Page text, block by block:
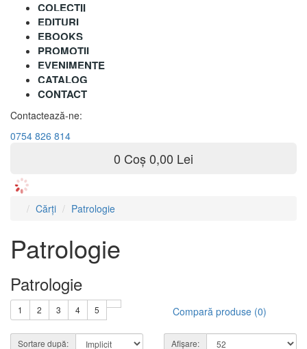
COLECȚII
EDITURI
EBOOKS
PROMOȚII
EVENIMENTE
CATALOG
CONTACT
Contactează-ne:
0754 826 814
0 Coș0,00 Lei
Cărți Patrologie
Patrologie
Patrologie
1 2 3 4 5 Compară produse (0)
Sortare după: Afișare: